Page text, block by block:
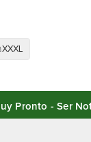
XXXL